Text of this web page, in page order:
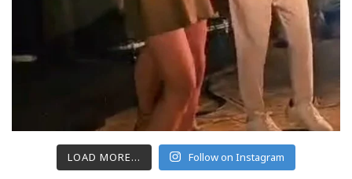
LOAD MORE... Follow on Instagram